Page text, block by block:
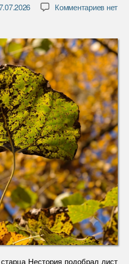
Комментариевк
тополя
нет
Нестория подобрал лист